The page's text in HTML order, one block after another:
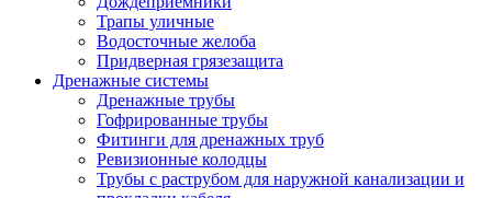
Трапы уличные
Водосточные желоба
Придверная грязезащита
Дренажные системы
Дренажные трубы
Гофрированные трубы
Фитинги для дренажных труб
Ревизионные колодцы
Трубы с раструбом для наружной канализации и